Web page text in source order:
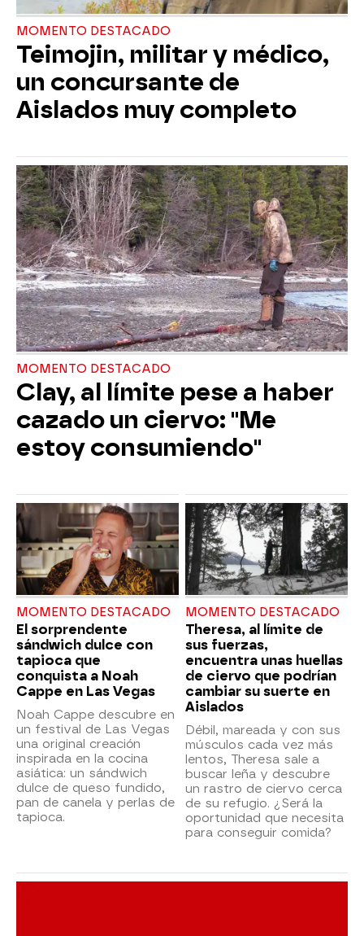
MOMENTO DESTACADO
Teimojin, militar y médico,
un concursante de
Aislados muy completo
MOMENTO DESTACADO
Clay, al límite pese a haber
cazado un ciervo: "Me
estoy consumiendo"
MOMENTO DESTACADO
El sorprendente
sándwich dulce con
tapioca que
conquista a Noah
Cappe en Las Vegas
Noah Cappe descubre en
un festival de Las Vegas
una original creación
inspirada en la cocina
asiática: un sándwich
dulce de queso fundido,
pan de canela y perlas de
tapioca.
MOMENTO DESTACADO
Theresa, al límite de
sus fuerzas,
encuentra unas huellas
de ciervo que podrían
cambiar su suerte en
Aislados
Débil, mareada y con sus
músculos cada vez más
lentos, Theresa sale a
buscar leña y descubre
un rastro de ciervo cerca
de su refugio. ¿Será la
oportunidad que necesita
para conseguir comida?